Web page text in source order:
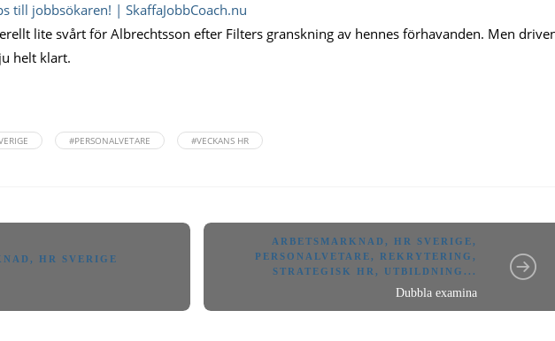
till jobbsökaren! | SkaffaJobbCoach.nu
lite svårt för Albrechtsson efter Filters granskning av hennes förhavanden. Men
helt klart.
#PERSONALVETARE #VECKANS HR
,HR SVERIGE
ARBETSMARKNAD,HR SVERIGE,
PERSONALVETARE,REKRYTERING,
STRATEGISK HR, UTBILDNING ...
Dubbla examina